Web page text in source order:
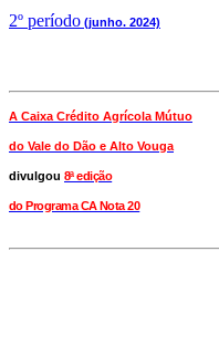
2º período (junho. 2024)
A Caixa Crédito Agrícola Mútuo
do Vale do Dão e Alto Vouga
divulgou 8ª edição
do Programa CA Nota 20